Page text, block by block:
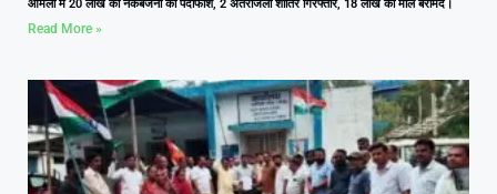
आमला में 20 लाख की नकबजनी का पर्दाफाश, 2 अंतरजिला शातिर गिरफ्तार, 18 लाख का माल बरामद।
Read More »